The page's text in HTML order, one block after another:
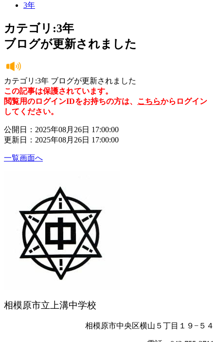
3年
カテゴリ:3年
ブログが更新されました
カテゴリ:3年 ブログが更新されました
この記事は保護されています。
閲覧用のログインIDをお持ちの方は、 こちらからログイン
してください。
公開日：2025年08月26日 17:00:00
更新日：2025年08月26日 17:00:00
一覧画面へ
相模原市立上溝中学校
相模原市中央区横山５丁目１９−５４